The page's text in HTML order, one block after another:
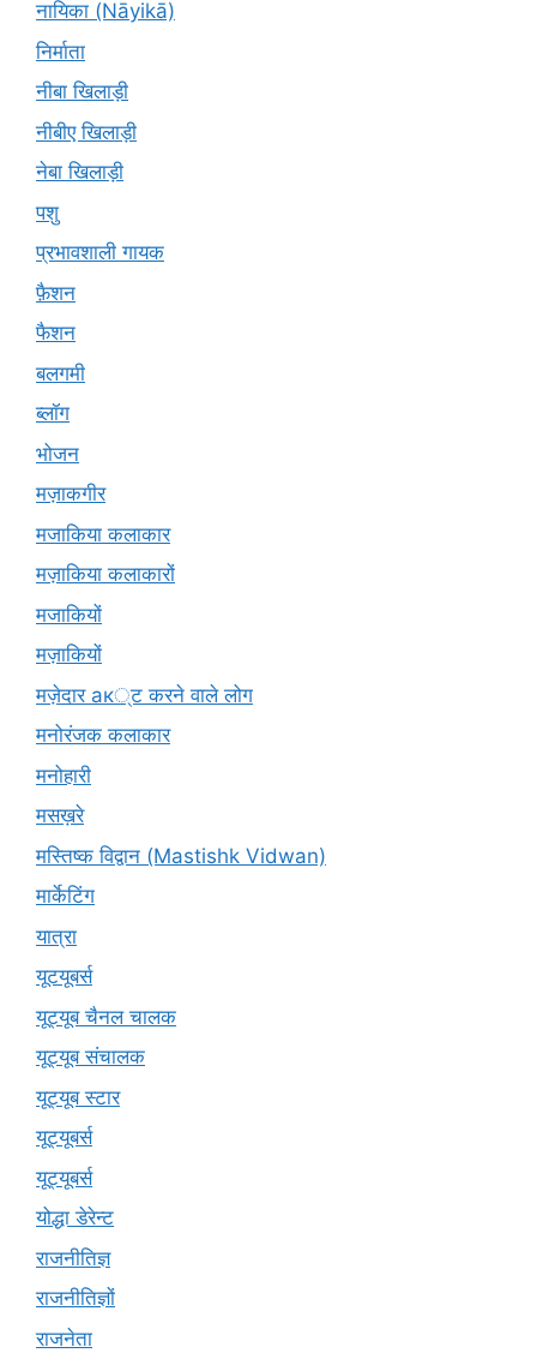
नायिका (Nāyikā)
निर्माता
नीबा खिलाड़ी
नीबीए खिलाड़ी
नेबा खिलाड़ी
पशु
प्रभावशाली गायक
फ़ैशन
फैशन
बलगमी
ब्लॉग
भोजन
मज़ाकगीर
मजाकिया कलाकार
मज़ाकिया कलाकारों
मजाकियों
मज़ाकियों
मज़ेदार ак्ट करने वाले लोग
मनोरंजक कलाकार
मनोहारी
मसख़रे
मस्तिष्क विद्वान (Mastishk Vidwan)
मार्केटिंग
यात्रा
यूटयूबर्स
यूट्यूब चैनल चालक
यूट्यूब संचालक
यूट्यूब स्टार
यूट्यूबर्स
यूट्‍यूबर्स
योद्धा डेरेन्ट
राजनीतिज्ञ
राजनीतिज्ञों
राजनेता